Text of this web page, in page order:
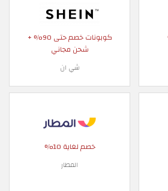
كوبونات خصم حتى 90% +
شحن مجاني
شي ان
خصم لغاية 10%
المطار